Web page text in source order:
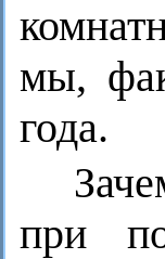
мы,
года.
при